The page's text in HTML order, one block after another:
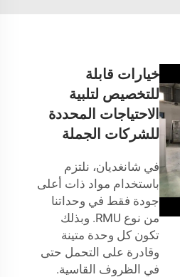
خيارات قابلة
للتخصيص لتلبية
الاحتياجات المحددة
للشركات الجملة
في شانغديان، نلتزم
باستخدام مواد ذات أعلى
جودة فقط في وحداتنا
من نوع RMU. وبذلك
تكون كل وحدة متينة
وقادرة على التحمل حتى
في الظروف القاسية.